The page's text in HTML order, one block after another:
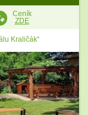
Ceník
ZDE
Kraličák“